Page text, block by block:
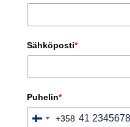
Sähköposti*
Puhelin*
Finland+358